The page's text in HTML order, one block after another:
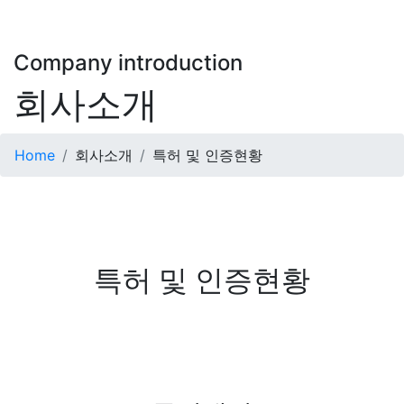
Company introduction
회사소개
Home 회사소개 특허 및 인증현황
특허 및 인증현황